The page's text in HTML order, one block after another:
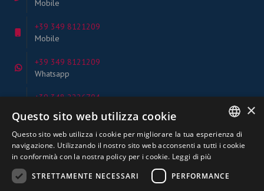
Mobile
+39 349 8121209
Mobile
+39 349 8121209
Whatsapp
+39 348 2226704
info@frunerviaggi.com
Email
FRUNER Viaggi in Europa s.a.s. Fr. Ballino, 1538075 Fiavè - TN (sede
ITALIAN
×
Questo sito web utilizza cookie
Questo sito web utilizza i cookie per migliorare la tua esperienza di
navigazione. Utilizzando il nostro sito web acconsenti a tutti i cookie
in conformità con la nostra policy per i cookie. Leggi di più
STRETTAMENTE NECESSARI
PERFORMANCE